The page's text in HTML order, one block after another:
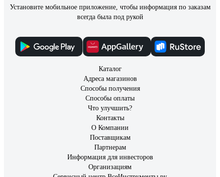
Установите мобильное приложение, чтобы информация по заказам
всегда была под рукой
Каталог
Адреса магазинов
Способы получения
Способы оплаты
Что улучшить?
Контакты
О Компании
Поставщикам
Партнерам
Информация для инвесторов
Организациям